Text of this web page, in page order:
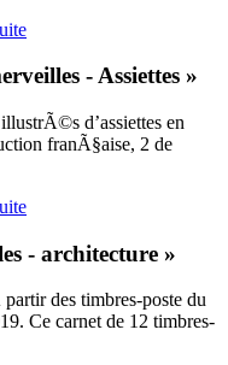
- Assiettes »
d’assiettes en
franÃ§aise, 2 de
- architecture »
des timbres-poste du
Ce carnet de 12 timbres-